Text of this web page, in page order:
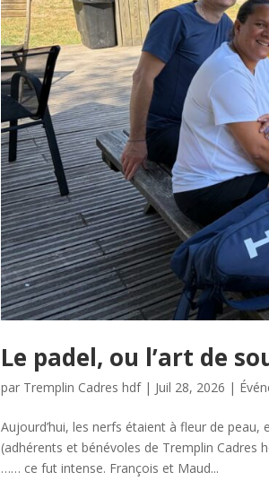
Le padel, ou l’art de
par Tremplin Cadres hdf| Juil 28, 2026 |
Aujourd’hui, les nerfs étaient à fleur de
(adhérents et bénévoles de Tremplin
…… ce fut intense. François et Maud...